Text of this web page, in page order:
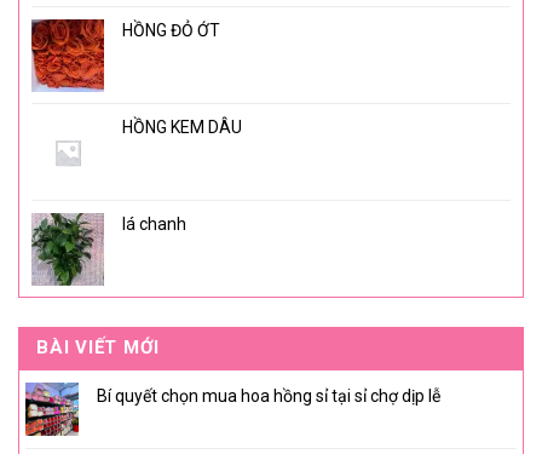
HỒNG ĐỎ ỚT
HỒNG KEM DÂU
lá chanh
BÀI VIẾT MỚI
Bí quyết chọn mua hoa hồng sỉ tại sỉ chợ dịp lễ